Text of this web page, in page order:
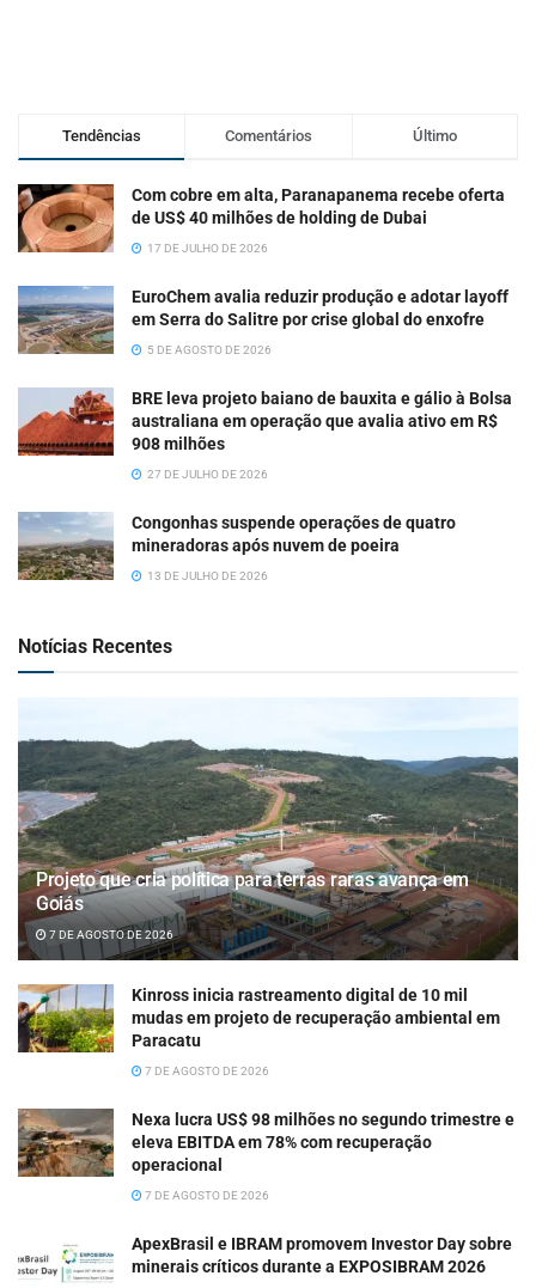
Tendências Comentários Último
Com cobre em alta, Paranapanema recebe oferta
de US$ 40 milhões de holding de Dubai
17 DE JULHO DE 2026
EuroChem avalia reduzir produção e adotar layoff
em Serra do Salitre por crise global do enxofre
5 DE AGOSTO DE 2026
BRE leva projeto baiano de bauxita e gálio à Bolsa
australiana em operação que avalia ativo em R$
908 milhões
27 DE JULHO DE 2026
Congonhas suspende operações de quatro
mineradoras após nuvem de poeira
13 DE JULHO DE 2026
Notícias Recentes
Projeto que cria política para terras raras avança em
Goiás
7 DE AGOSTO DE 2026
Kinross inicia rastreamento digital de 10 mil
mudas em projeto de recuperação ambiental em
Paracatu
7 DE AGOSTO DE 2026
Nexa lucra US$ 98 milhões no segundo trimestre e
eleva EBITDA em 78% com recuperação
operacional
7 DE AGOSTO DE 2026
ApexBrasil e IBRAM promovem Investor Day sobre
minerais críticos durante a EXPOSIBRAM 2026